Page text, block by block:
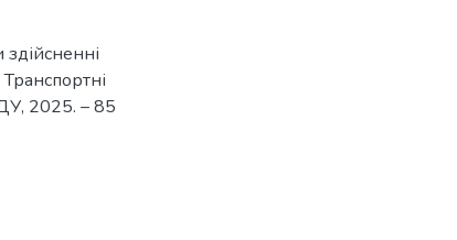
2025. – 85